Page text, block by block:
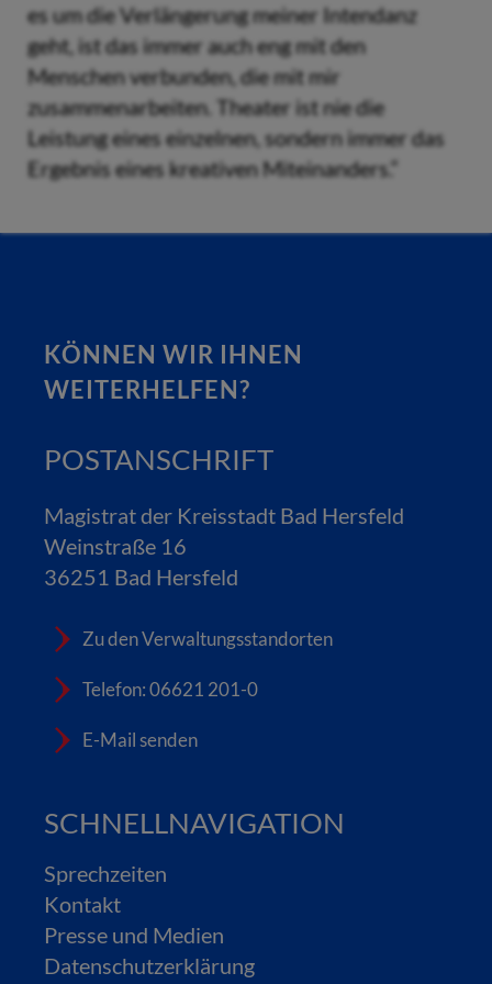
es um die Verlängerung meiner Intendanz
geht, ist das immer auch eng mit den
Menschen verbunden, die mit mir
zusammenarbeiten. Theater ist nie die
Leistung eines einzelnen, sondern immer das
Ergebnis eines kreativen Miteinanders.“
KÖNNEN WIR IHNEN
WEITERHELFEN?
POSTANSCHRIFT
Magistrat der Kreisstadt Bad Hersfeld
Weinstraße 16
36251 Bad Hersfeld
Zu den Verwaltungsstandorten
Telefon: 06621 201-0
E-Mail senden
SCHNELLNAVIGATION
Sprechzeiten
Kontakt
Presse und Medien
Datenschutzerklärung